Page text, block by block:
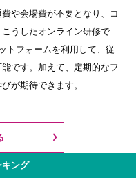
や会場費が不要となり、コ
うしたオンライン研修で
トフォームを利用して、従
です。加えて、定期的なフ
が期待できます。
ング